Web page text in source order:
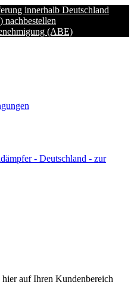
innerhalb Deutschland
(ABE)
auf Ihren Kundenbereich